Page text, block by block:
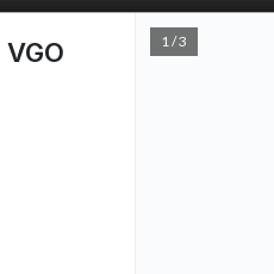
1 / 3